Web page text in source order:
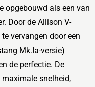
opgebouwd als een van
Door de Allison V-
vervangen door een
Mk.Ia-versie)
de perfectie. De
snelheid,